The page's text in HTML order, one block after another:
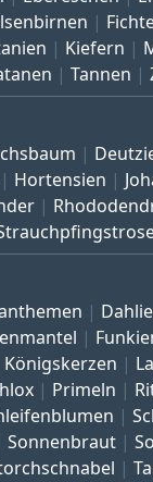
Kiefern
Tannen
Hortensien
Königskerzen
Primeln
Sonnenbraut